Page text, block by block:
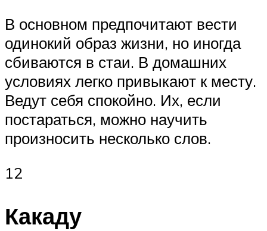
В основном предпочитают вести
одинокий образ жизни, но иногда
сбиваются в стаи. В домашних
условиях легко привыкают к месту.
Ведут себя спокойно. Их, если
постараться, можно научить
произносить несколько слов.
12
Какаду